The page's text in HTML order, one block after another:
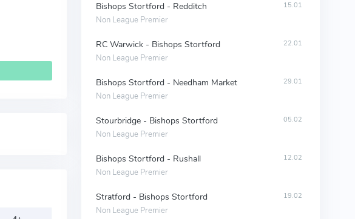
Bishops Stortford - Redditch
Non League Premier
15.01
RC Warwick - Bishops Stortford
Non League Premier
22.01
Bishops Stortford - Needham Market
Non League Premier
29.01
Stourbridge - Bishops Stortford
Non League Premier
05.02
Bishops Stortford - Rushall
Non League Premier
12.02
Stratford - Bishops Stortford
Non League Premier
19.02